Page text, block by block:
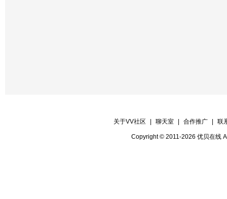
关于VV社区 聊天室 合作推广 联
Copyright © 2011-2026 优贝在线